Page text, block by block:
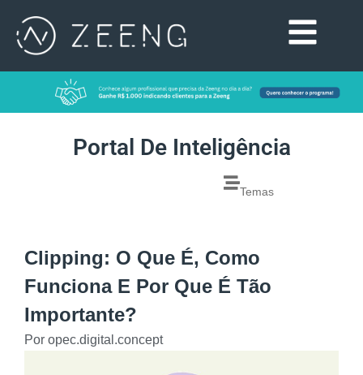
Portal De Inteligência
Temas
Clipping: O Que É, Como
Funciona E Por Que É Tão
Importante?
Por opec.digital.concept